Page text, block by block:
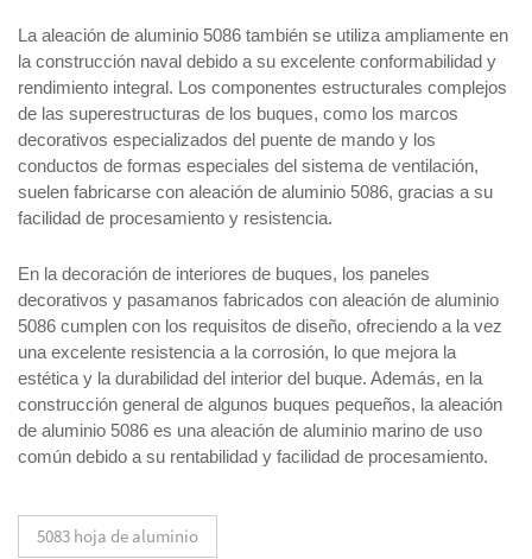
La aleación de aluminio 5086 también se utiliza ampliamente en
la construcción naval debido a su excelente conformabilidad y
rendimiento integral. Los componentes estructurales complejos
de las superestructuras de los buques, como los marcos
decorativos especializados del puente de mando y los
conductos de formas especiales del sistema de ventilación,
suelen fabricarse con aleación de aluminio 5086, gracias a su
facilidad de procesamiento y resistencia.
En la decoración de interiores de buques, los paneles
decorativos y pasamanos fabricados con aleación de aluminio
5086 cumplen con los requisitos de diseño, ofreciendo a la vez
una excelente resistencia a la corrosión, lo que mejora la
estética y la durabilidad del interior del buque. Además, en la
construcción general de algunos buques pequeños, la aleación
de aluminio 5086 es una aleación de aluminio marino de uso
común debido a su rentabilidad y facilidad de procesamiento.
5083 hoja de aluminio